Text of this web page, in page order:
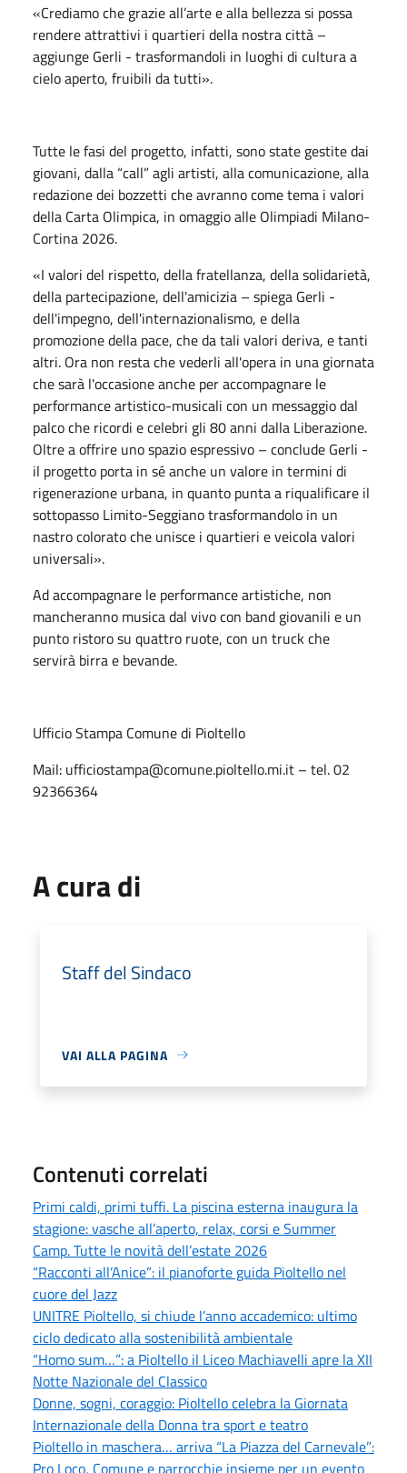
«Crediamo che grazie all’arte e alla bellezza si possa
rendere attrattivi i quartieri della nostra città –
aggiunge Gerli - trasformandoli in luoghi di cultura a
cielo aperto, fruibili da tutti».
Tutte le fasi del progetto, infatti, sono state gestite dai
giovani, dalla “call” agli artisti, alla comunicazione, alla
redazione dei bozzetti che avranno come tema i valori
della Carta Olimpica, in omaggio alle Olimpiadi Milano-
Cortina 2026.
«I valori del rispetto, della fratellanza, della solidarietà,
della partecipazione, dell'amicizia – spiega Gerli -
dell'impegno, dell'internazionalismo, e della
promozione della pace, che da tali valori deriva, e tanti
altri. Ora non resta che vederli all'opera in una giornata
che sarà l'occasione anche per accompagnare le
performance artistico-musicali con un messaggio dal
palco che ricordi e celebri gli 80 anni dalla Liberazione.
Oltre a offrire uno spazio espressivo – conclude Gerli -
il progetto porta in sé anche un valore in termini di
rigenerazione urbana, in quanto punta a riqualificare il
sottopasso Limito-Seggiano trasformandolo in un
nastro colorato che unisce i quartieri e veicola valori
universali».
Ad accompagnare le performance artistiche, non
mancheranno musica dal vivo con band giovanili e un
punto ristoro su quattro ruote, con un truck che
servirà birra e bevande.
Ufficio Stampa Comune di Pioltello
Mail: ufficiostampa@comune.pioltello.mi.it – tel. 02
92366364
A cura di
Staff del Sindaco
VAI ALLA PAGINA
Contenuti correlati
Primi caldi, primi tuffi. La piscina esterna inaugura la
stagione: vasche all’aperto, relax, corsi e Summer
Camp. Tutte le novità dell’estate 2026
“Racconti all’Anice”: il pianoforte guida Pioltello nel
cuore del Jazz
UNITRE Pioltello, si chiude l’anno accademico: ultimo
ciclo dedicato alla sostenibilità ambientale
“Homo sum…”: a Pioltello il Liceo Machiavelli apre la XII
Notte Nazionale del Classico
Donne, sogni, coraggio: Pioltello celebra la Giornata
Internazionale della Donna tra sport e teatro
Pioltello in maschera… arriva “La Piazza del Carnevale”:
Pro Loco, Comune e parrocchie insieme per un evento